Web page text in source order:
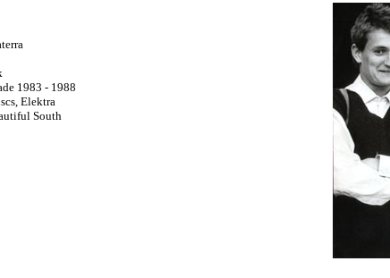
1983 - 1988
Elektra
South